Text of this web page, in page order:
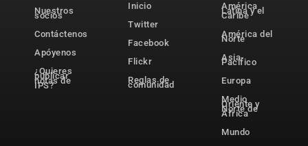
Nuestros
socios
Contáctenos
Apóyenos
¿Quieres
publicar
notas de
IPS?
Inicio
Twitter
Facebook
Flickr
Reglas de
comunidad
América
Latina y el
Caribe
América del
Norte
Asia-
Pacífico
Europa
Medio
Oriente y
Norte de
África
Mundo